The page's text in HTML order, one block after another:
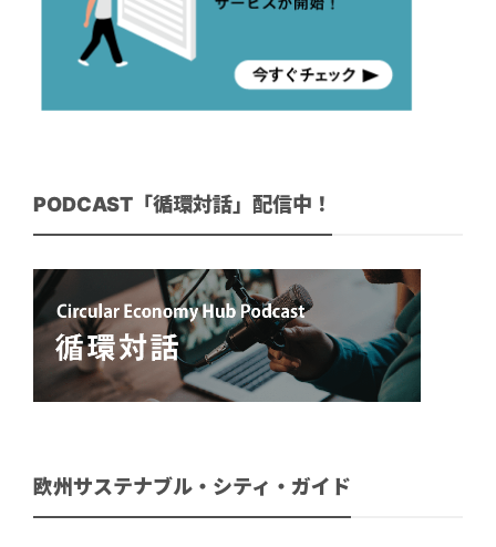
PODCAST「循環対話」配信中！
欧州サステナブル・シティ・ガイド